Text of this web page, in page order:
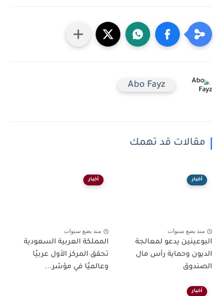
Abo Fayz
مقالات قد تهمك
أخبار
منذ بضع سنوات
البوعينين يدعو لمعالجة
الديون وحماية رأس مال
الصندوق
أخبار
منذ بضع سنوات
المملكة العربية السعودية
تحقق المركز الأول عربيًا
وعالميًا في مؤشر...
أخبار